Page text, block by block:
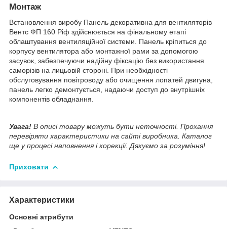
Монтаж
Встановлення виробу Панель декоративна для вентиляторів
Вентс ФП 160 Ріф здійснюється на фінальному етапі
облаштування вентиляційної системи. Панель кріпиться до
корпусу вентилятора або монтажної рами за допомогою
засувок, забезпечуючи надійну фіксацію без використання
саморізів на лицьовій стороні. При необхідності
обслуговування повітроводу або очищення лопатей двигуна,
панель легко демонтується, надаючи доступ до внутрішніх
компонентів обладнання.
Увага! В описі товару можуть бути неточності. Прохання
перевіряти характеристики на сайті виробника. Каталог
ще у процесі наповнення і корекції. Дякуємо за розуміння!
Приховати
Характеристики
Основні атрибути